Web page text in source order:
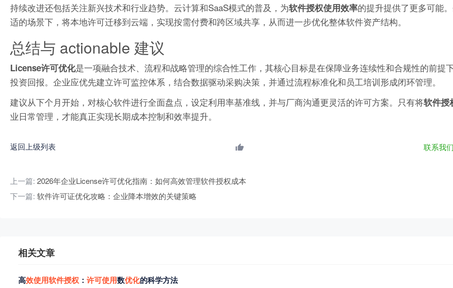
持续改进还包括关注新兴技术和行业趋势。云计算和SaaS模式的普及，为软件授权使用效率的提升提供了更多可能
适的场景下，将本地许可迁移到云端，实现按需付费和跨区域共享，从而进一步优化整体软件资产结构。
总结与 actionable 建议
License许可优化是一项融合技术、流程和战略管理的综合性工作，其核心目标是在保障业务连续性和合规性的前提
投资回报。企业应优先建立许可监控体系，结合数据驱动采购决策，并通过流程标准化和员工培训形成闭环管理。
建议从下个月开始，对核心软件进行全面盘点，设定利用率基准线，并与厂商沟通更灵活的许可方案。只有将软件授
业日常管理，才能真正实现长期成本控制和效率提升。
返回上级列表 联系我们
上一篇: 2026年企业License许可优化指南：如何高效管理软件授权成本
下一篇: 软件许可证优化攻略：企业降本增效的关键策略
相关文章
高效使用软件授权 ： 许可使用数优化的科学方法